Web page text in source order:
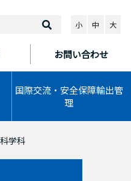
お問い合わせ
国際交流・安全保障輸出管
理
小 中 大
学科